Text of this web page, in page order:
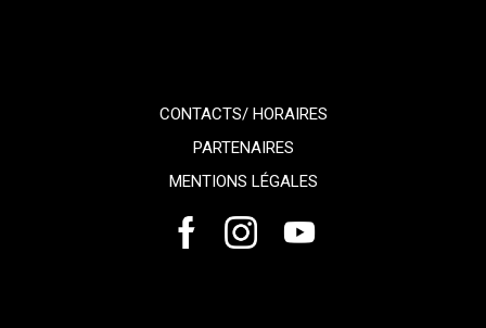
CONTACTS/ HORAIRES
PARTENAIRES
MENTIONS LÉGALES